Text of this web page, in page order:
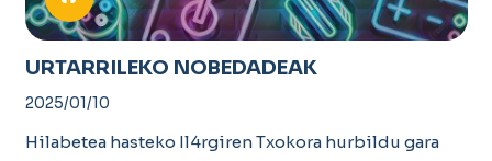
URTARRILEKO NOBEDADEAK
2025/01/10
Hilabetea hasteko Il4rgiren Txokora hurbildu gara